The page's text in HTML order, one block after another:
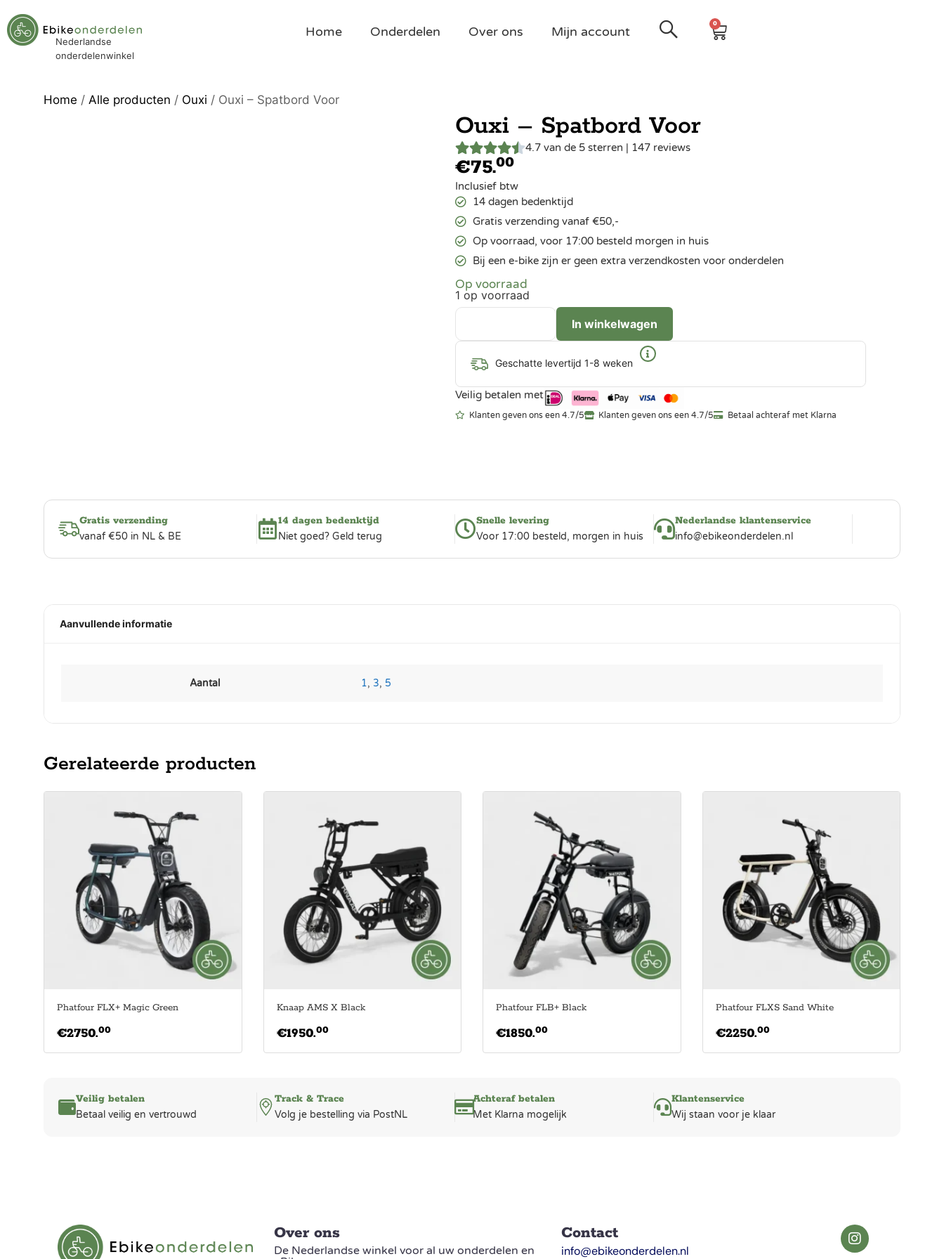
Nederlandse
onderdelenwinkel
Home Onderdelen Over ons Mijn account
0
Home / Alle producten / Ouxi / Ouxi – Spatbord Voor
Ouxi – Spatbord Voor
4.7 van de 5 sterren | 147 reviews
€75.00
Inclusief btw
14 dagen bedenktijd
Gratis verzending vanaf €50,-
Op voorraad, voor 17:00 besteld morgen in huis
Bij een e-bike zijn er geen extra verzendkosten voor onderdelen
Op voorraad
1 op voorraad
In winkelwagen
Geschatte levertijd 1-8 weken
Veilig betalen met
Klanten geven ons een 4.7/5 Klanten geven ons een 4.7/5 Betaal achteraf met Klarna
Gratis verzending
vanaf €50 in NL & BE
14 dagen bedenktijd
Niet goed? Geld terug
Snelle levering
Voor 17:00 besteld, morgen in huis
Nederlandse klantenservice
info@ebikeonderdelen.nl
Aanvullende informatie
Aantal 1, 3, 5
Gerelateerde producten
Phatfour FLX+ Magic Green
€2750.00
Knaap AMS X Black
€1950.00
Phatfour FLB+ Black
€1850.00
Phatfour FLXS Sand White
€2250.00
Veilig betalen
Betaal veilig en vertrouwd
Track & Trace
Volg je bestelling via PostNL
Achteraf betalen
Met Klarna mogelijk
Klantenservice
Wij staan voor je klaar
Over ons
De Nederlandse winkel voor al uw onderdelen en
Contact
info@ebikeonderdelen.nl